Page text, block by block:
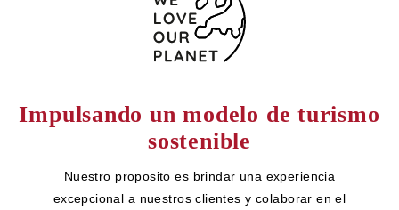
Impulsando un modelo de turismo
sostenible
Nuestro proposito es brindar una experiencia
excepcional a nuestros clientes y colaborar en el